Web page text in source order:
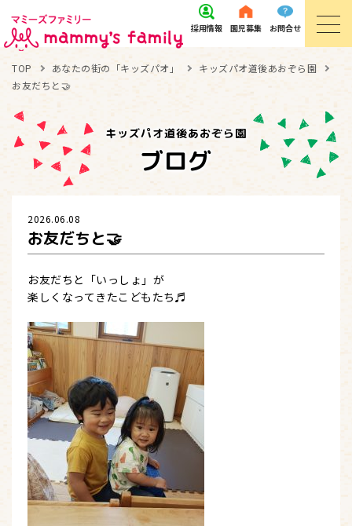
採用情報 園児募集 お問合せ
TOP あなたの街の「キッズパオ」
キッズパオ道後あおぞら園
お友だちと🤝
キッズパオ道後あおぞら園
ブログ
2026.06.08
お友だちと🤝
お友だちと「いっしょ」が
楽しくなってきたこどもたち♬